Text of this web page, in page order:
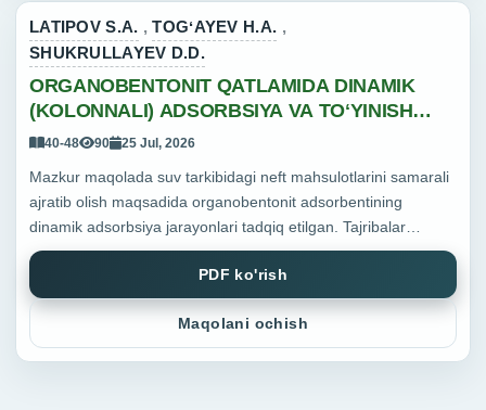
LATIPOV S.A. ,TOGʻAYEV H.A. ,
SHUKRULLAYEV D.D.
ORGANOBENTONIT QATLAMIDA DINAMIK
(KOLONNALI) ADSORBSIYA VA TOʻYINISH
EGRI CHIZIQLARINI MODELLASHTIRISH
40-48 90 25 Jul, 2026
Mazkur maqolada suv tarkibidagi neft mahsulotlarini samarali
ajratib olish maqsadida organobentonit adsorbentining
dinamik adsorbsiya jarayonlari tadqiq etilgan. Tajribalar
uzluksiz ishlovchi kolonna sharoitida olib borilib, adsorbsiya
PDF ko'rish
Maqolani ochish